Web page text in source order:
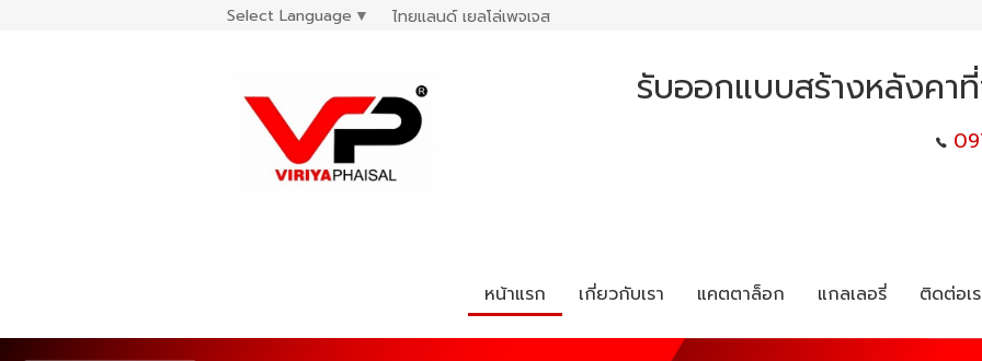
Select Language ▼ ไทยแลนด์ เยลโล่เพจเจส
รับออกแบบสร้างหลังคา
หน้าแรก เกี่ยวกับเรา แคตตาล็อก แกลเลอรี่ ติดต่อเ